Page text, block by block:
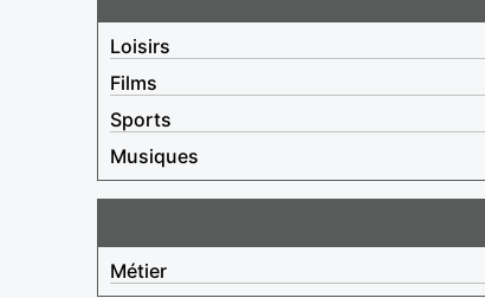
Loisirs
Films
Sports
Musiques
Métier